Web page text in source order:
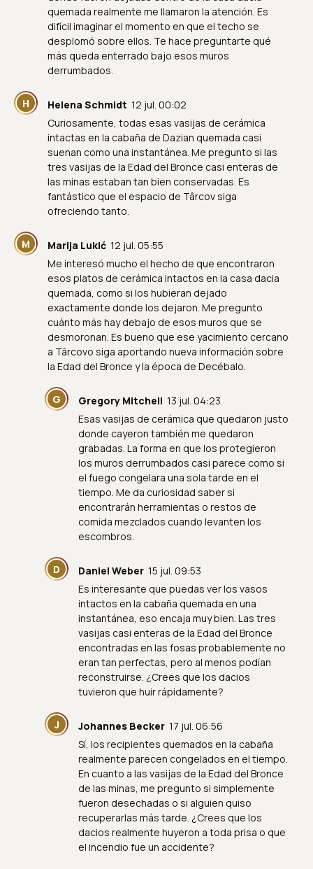
quemada realmente me llamaron la atención. Es
difícil imaginar el momento en que el techo se
desplomó sobre ellos. Te hace preguntarte qué
más queda enterrado bajo esos muros
derrumbados.
H Helena Schmidt 12 jul. 00:02
Curiosamente, todas esas vasijas de cerámica
intactas en la cabaña de Dazian quemada casi
suenan como una instantánea. Me pregunto si las
tres vasijas de la Edad del Bronce casi enteras de
las minas estaban tan bien conservadas. Es
fantástico que el espacio de Târcov siga
ofreciendo tanto.
M Marija Lukić 12 jul. 05:55
Me interesó mucho el hecho de que encontraron
esos platos de cerámica intactos en la casa dacia
quemada, como si los hubieran dejado
exactamente donde los dejaron. Me pregunto
cuánto más hay debajo de esos muros que se
desmoronan. Es bueno que ese yacimiento cercano
a Târcovo siga aportando nueva información sobre
la Edad del Bronce y la época de Decébalo.
G Gregory Mitchell 13 jul. 04:23
Esas vasijas de cerámica que quedaron justo
donde cayeron también me quedaron
grabadas. La forma en que los protegieron
los muros derrumbados casi parece como si
el fuego congelara una sola tarde en el
tiempo. Me da curiosidad saber si
encontrarán herramientas o restos de
comida mezclados cuando levanten los
escombros.
D Daniel Weber 15 jul. 09:53
Es interesante que puedas ver los vasos
intactos en la cabaña quemada en una
instantánea, eso encaja muy bien. Las tres
vasijas casi enteras de la Edad del Bronce
encontradas en las fosas probablemente no
eran tan perfectas, pero al menos podían
reconstruirse. ¿Crees que los dacios
tuvieron que huir rápidamente?
J Johannes Becker 17 jul. 06:56
Sí, los recipientes quemados en la cabaña
realmente parecen congelados en el tiempo.
En cuanto a las vasijas de la Edad del Bronce
de las minas, me pregunto si simplemente
fueron desechadas o si alguien quiso
recuperarlas más tarde. ¿Crees que los
dacios realmente huyeron a toda prisa o que
el incendio fue un accidente?